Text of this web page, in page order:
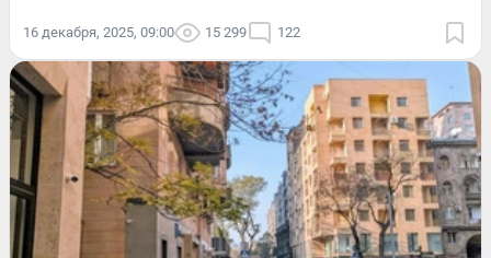
16 декабря, 2025, 09:00 15 299 122